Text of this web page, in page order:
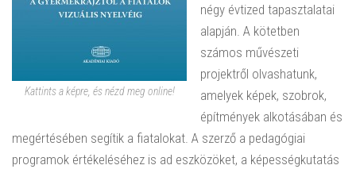
Kattints a képre, és nézd meg online!
négy évtized tapasztalatai
alapján. A kötetben
számos művészeti
projektről olvashatunk,
amelyek képek, szobrok,
építmények alkotásában és
megértésében segítik a fiatalokat. A szerző a pedagógiai
programok értékeléséhez is ad eszközöket, a képességkutatás